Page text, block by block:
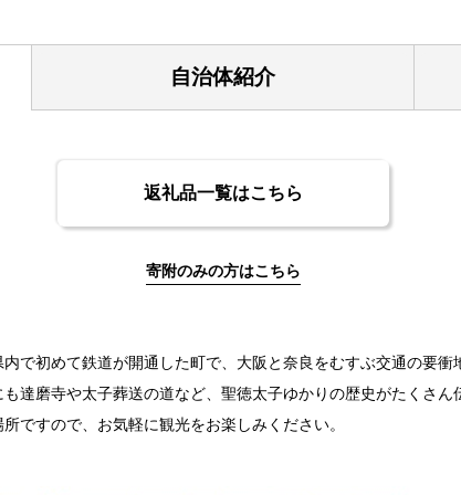
ねますのでご注意ください。
は他の一時所得の金額との合計が50万円を超えている
自治体紹介
返礼品一覧はこちら
寄附のみの方はこちら
で初めて鉄道が開通した町で、大阪と奈良をむすぶ交通の要衝
達磨寺や太子葬送の道など、聖徳太子ゆかりの歴史がたくさん
ですので、お気軽に観光をお楽しみください。